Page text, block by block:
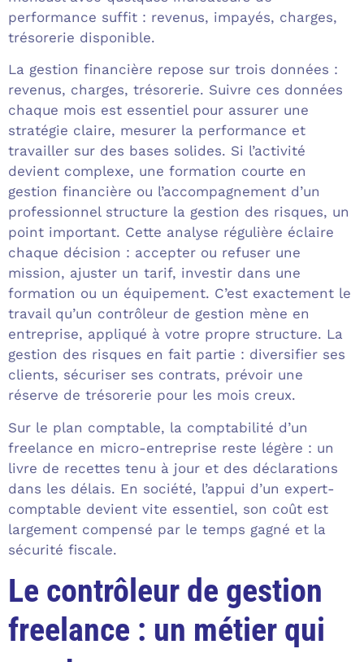
performance suffit : revenus, impayés, charges,
trésorerie disponible.
La gestion financière repose sur trois données :
revenus, charges, trésorerie. Suivre ces données
chaque mois est essentiel pour assurer une
stratégie claire, mesurer la performance et
travailler sur des bases solides. Si l’activité
devient complexe, une formation courte en
gestion financière ou l’accompagnement d’un
professionnel structure la gestion des risques, un
point important. Cette analyse régulière éclaire
chaque décision : accepter ou refuser une
mission, ajuster un tarif, investir dans une
formation ou un équipement. C’est exactement le
travail qu’un contrôleur de gestion mène en
entreprise, appliqué à votre propre structure. La
gestion des risques en fait partie : diversifier ses
clients, sécuriser ses contrats, prévoir une
réserve de trésorerie pour les mois creux.
Sur le plan comptable, la comptabilité d’un
freelance en micro-entreprise reste légère : un
livre de recettes tenu à jour et des déclarations
dans les délais. En société, l’appui d’un expert-
comptable devient vite essentiel, son coût est
largement compensé par le temps gagné et la
sécurité fiscale.
Le contrôleur de gestion
freelance : un métier qui